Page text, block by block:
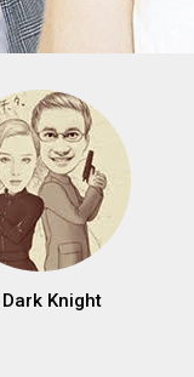
Dark Knight